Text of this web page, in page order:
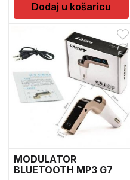
Dodaj u košaricu
MODULATOR
BLUETOOTH MP3 G7